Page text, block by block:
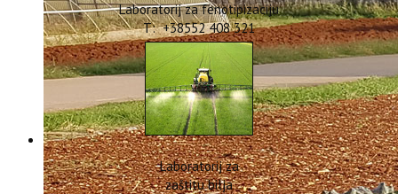
Laboratorij za fenotipizaciju
T: +38552 408 321
Laboratorij za
zaštitu bilja